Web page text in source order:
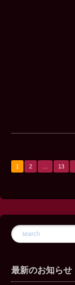
1 2 13
最新のお知らせ